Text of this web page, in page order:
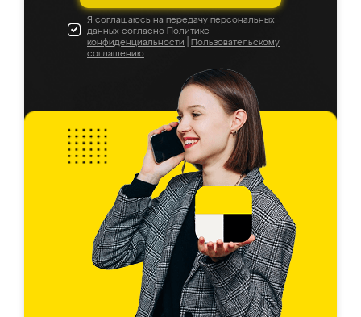
Я соглашаюсь на передачу персональных
данных согласно Политике
конфиденциальности
Пользовательскому
соглашению